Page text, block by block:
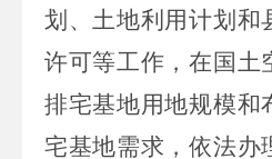
划、土地利用计划和
许可等工作，在国土
排宅基地用地规模和
宅基地需求，依法办